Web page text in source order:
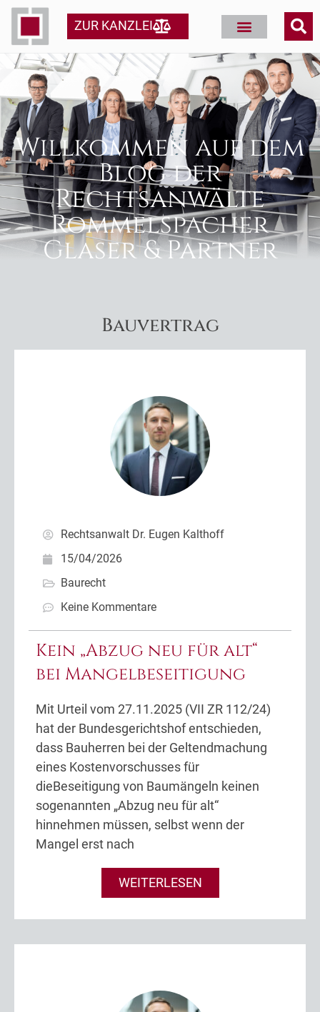
ZUR KANZLEI
Willkommen auf dem
Blog der
Rechtsanwälte
Rommelspacher
Glaser & Partner
Bauvertrag
Rechtsanwalt Dr. Eugen Kalthoff
15/04/2026
Baurecht
Keine Kommentare
Kein „Abzug neu für alt“
bei Mangelbeseitigung
Mit Urteil vom 27.11.2025 (VII ZR 112/24)
hat der Bundesgerichtshof entschieden,
dass Bauherren bei der Geltendmachung
eines Kostenvorschusses für
dieBeseitigung von Baumängeln keinen
sogenannten „Abzug neu für alt“
hinnehmen müssen, selbst wenn der
Mangel erst nach
WEITERLESEN